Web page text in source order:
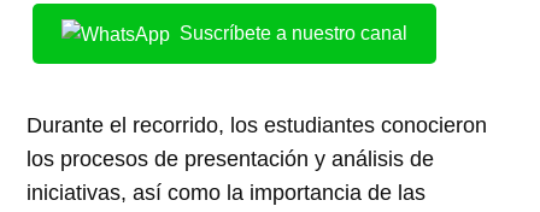
Suscríbete a nuestro canal
Durante el recorrido, los estudiantes conocieron
los procesos de presentación y análisis de
iniciativas, así como la importancia de las